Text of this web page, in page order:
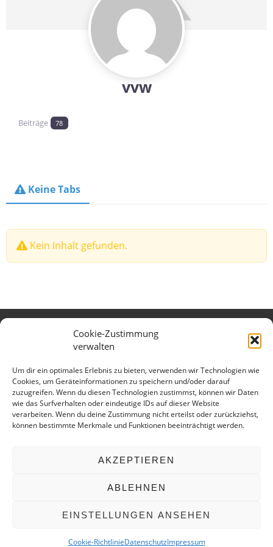
Cookie-Zustimmung
verwalten
Um dir ein optimales Erlebnis zu bieten, verwenden wir Technologien wie
Cookies, um Geräteinformationen zu speichern und/oder darauf
zuzugreifen. Wenn du diesen Technologien zustimmst, können wir Daten
wie das Surfverhalten oder eindeutige IDs auf dieser Website
verarbeiten. Wenn du deine Zustimmung nicht erteilst oder zurückziehst,
können bestimmte Merkmale und Funktionen beeinträchtigt werden.
AKZEPTIEREN
ABLEHNEN
EINSTELLUNGEN ANSEHEN
Cookie-RichtlinieDatenschutzImpressum
vvw
Beiträge 78
Keine Tabs
Kein Inhalt gefunden.
Verband des Württembergischen
Verkehrsgewerbes e.V.
Telefon: 0711 699 897 15
E-Mail:info@vv-wuerttemberg.de
Geschäftsstelle
Verkehrsgewerbes e.V.
Datenschutz
Impressum Cookie-Richtlinie (EU)